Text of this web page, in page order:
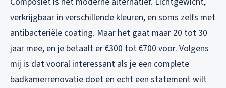
verkrijgbaar in verschillende kleuren, en soms zelfs met
antibacteriële coating. Maar het gaat maar 20 tot 30
jaar mee, en je betaalt er €300 tot €700 voor. Volgens
mij is dat vooral interessant als je een complete
badkamerrenovatie doet en echt een statement wilt